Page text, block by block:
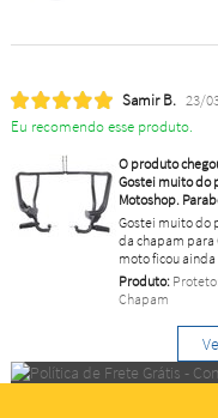
Samir B. 23/
Eu recomendo esse produto.
O produto
Gostei muito do
Motoshop.
Gostei muito do
da chapam para
moto ficou
Produto:
Chapam